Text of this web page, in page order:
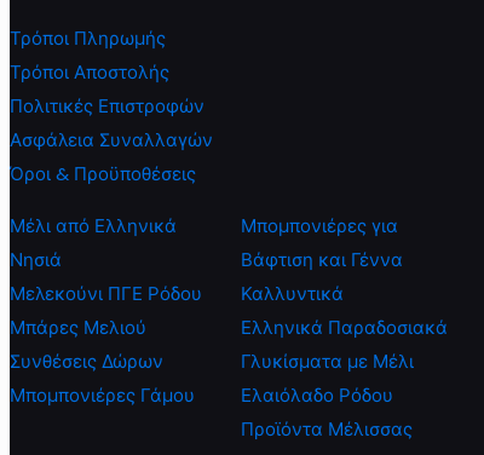
Τρόποι Πληρωμής
Τρόποι Αποστολής
Πολιτικές Επιστροφών
Ασφάλεια Συναλλαγών
Όροι & Προϋποθέσεις
Μέλι από Ελληνικά
Νησιά
Μελεκούνι ΠΓΕ Ρόδου
Μπάρες Μελιού
Συνθέσεις Δώρων
Μπομπονιέρες Γάμου
Μπομπονιέρες για
Βάφτιση και Γέννα
Καλλυντικά
Ελληνικά Παραδοσιακά
Γλυκίσματα με Μέλι
Ελαιόλαδο Ρόδου
Προϊόντα Μέλισσας